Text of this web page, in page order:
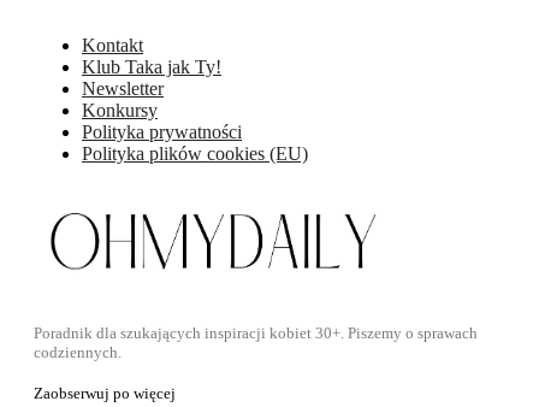
Kontakt
Klub Taka jak Ty!
Newsletter
Konkursy
Polityka prywatności
Polityka plików cookies (EU)
Poradnik dla szukających inspiracji kobiet 30+. Piszemy o sprawach
codziennych.
Zaobserwuj po więcej